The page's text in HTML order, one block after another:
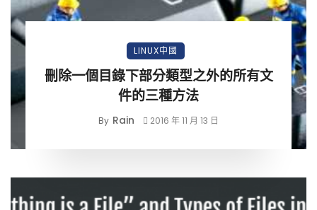
LINUX中國
刪除一個目錄下部分類型之外的所有文
件的三種方法
By Rain 2016 年 11 月 13 日